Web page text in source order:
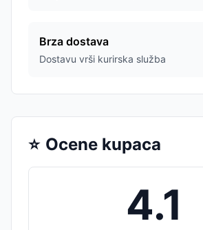
Brza dostava
Dostavu vrši kurirska služba
⭐ Ocene kupaca
4.1